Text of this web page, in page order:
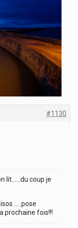
#1130
lit……du coup je
…..pose
prochaine fois!!!